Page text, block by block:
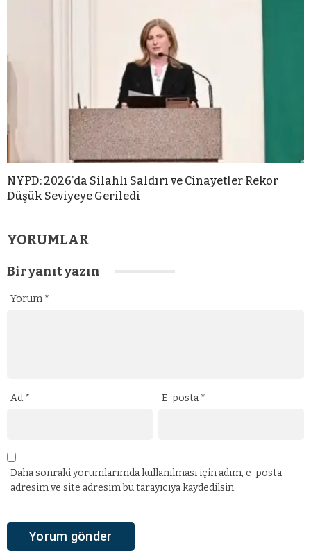
NYPD: 2026’da Silahlı Saldırı ve Cinayetler Rekor
Düşük Seviyeye Geriledi
YORUMLAR
Bir yanıt yazın
Yorum *
Ad * E-posta *
Daha sonraki yorumlarımda kullanılması için adım, e-posta
adresim ve site adresim bu tarayıcıya kaydedilsin.